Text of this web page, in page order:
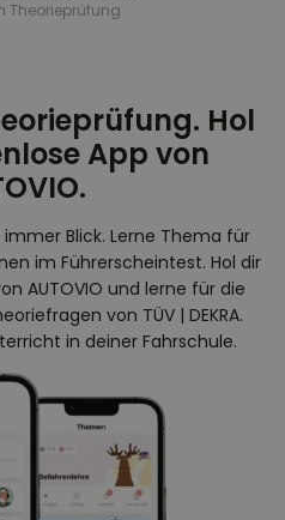
Theorieprüfung
Hol
App von
Blick. Lerne Thema für
im Führerscheintest. Hol dir
AUTOVIO und lerne für die
von TÜV | DEKRA.
in deiner Fahrschule.